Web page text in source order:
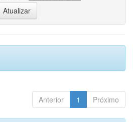
Anterior 1 Próximo